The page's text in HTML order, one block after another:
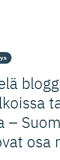
–
osa